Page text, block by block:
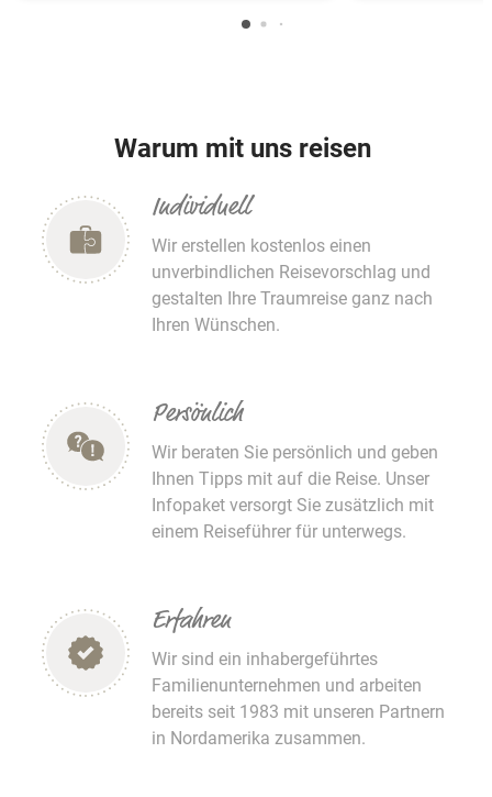
Warum mit uns reisen
Individuell
Wir erstellen kostenlos einen
unverbindlichen Reisevorschlag und
gestalten Ihre Traumreise ganz nach
Ihren Wünschen.
Persönlich
Wir beraten Sie persönlich und geben
Ihnen Tipps mit auf die Reise. Unser
Infopaket versorgt Sie zusätzlich mit
einem Reiseführer für unterwegs.
Erfahren
Wir sind ein inhabergeführtes
Familienunternehmen und arbeiten
bereits seit 1983 mit unseren Partnern
in Nordamerika zusammen.